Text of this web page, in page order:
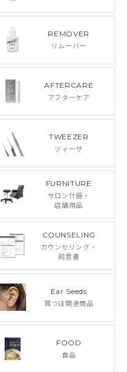
REMOVER
リムーバー
AFTERCARE
アフターケア
TWEEZER
ツィーザ
FURNITURE
サロン什器・
店舗用品
COUNSELING
カウンセリング・
同意書
Ear Seeds
耳つぼ関連商品
FOOD
食品